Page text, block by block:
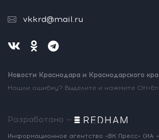
vkkrd@mail.ru
Новости Краснодара и Краснодарского
Нашли ошибку? Выделите и нажмите
Разработано —
Информационное агентство «ВК Пресс» (ИА